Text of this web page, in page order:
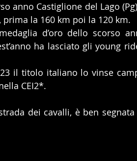
anno Castiglione del Lago
la 160 km poi la 120 km.
ha lasciato gli young
il titolo italiano lo vinse
CEI2*.
dei cavalli, è ben